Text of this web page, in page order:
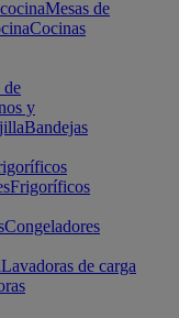
Mesas de
Cocinas
de
y
Bandejas
Frigoríficos
Congeladores
Lavadoras de carga